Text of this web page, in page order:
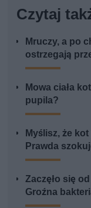
Czytaj
Mruczy, a po
ostrzegają
Mowa ciała
pupila?
Myślisz, że
Prawda
Zaczęło się
Groźna